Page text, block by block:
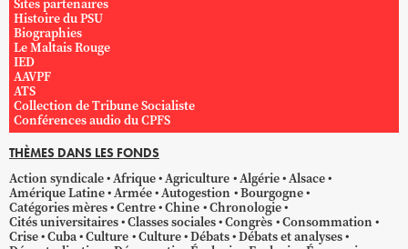
Sites partenaires
Histoire du PSU
Biographies
Le Maltais Rouge
IED
AAVPF
ATS
Collection de Tribune Socialiste
Conférences audio du CPFS
THÈMES DANS LES FONDS
Action syndicale Afrique Agriculture Algérie Alsace
Amérique Latine Armée Autogestion
Bourgogne
Catégories mères Centre Chine Chronologie
Cités universitaires Classes sociales Congrès Consommation
Crise Cuba Culture Culture Débats Débats et analyses